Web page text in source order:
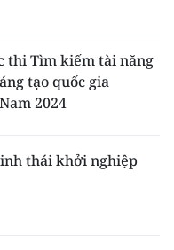
thi Tìm kiếm tài năng
tạo quốc gia
2024
thái khởi nghiệp